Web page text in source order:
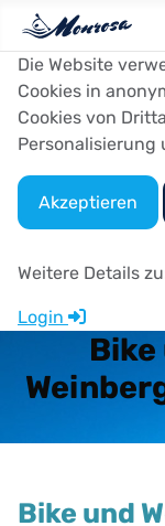
Die Website
Cookies in
Cookies von
Personalisierung
Akzeptieren
Weitere Details
Login
Bike
Bike und